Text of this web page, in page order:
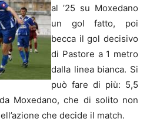
al ’25 su Moxedano
un gol fatto, poi
becca il gol decisivo
di Pastore a 1 metro
dalla linea bianca. Si
può fare di più: 5,5
Moxedano, che di solito non
che decide il match.